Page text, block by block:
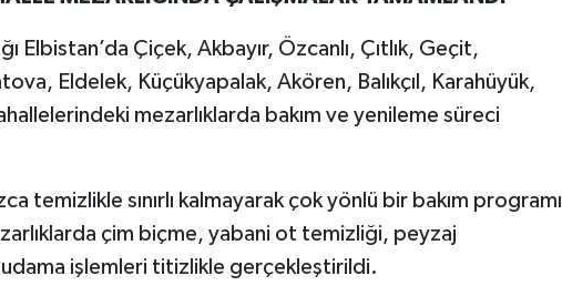
Elbistan’da Çiçek, Akbayır, Özcanlı, Çıtlık, Geçit,
Eldelek, Küçükyapalak, Akören, Balıkçıl, Karahüyük,
mezarlıklarda bakım ve yenileme süreci
temizlikle sınırlı kalmayarak çok yönlü bir bakım programı
çim biçme, yabani ot temizliği, peyzaj
işlemleri titizlikle gerçekleştirildi.